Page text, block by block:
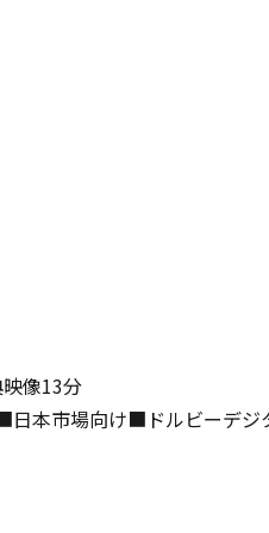
像13分
本市場向け■ドルビーデ